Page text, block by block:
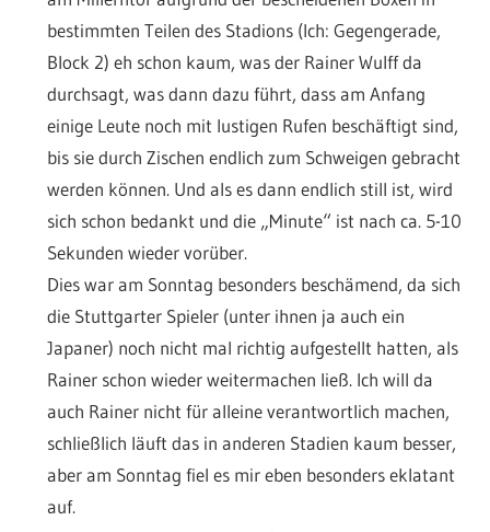
bestimmten Teilen des Stadions (Ich: Gegengerade,
Block 2) eh schon kaum, was der Rainer Wulff da
durchsagt, was dann dazu führt, dass am Anfang
einige Leute noch mit lustigen Rufen beschäftigt sind,
bis sie durch Zischen endlich zum Schweigen gebracht
werden können. Und als es dann endlich still ist, wird
sich schon bedankt und die „Minute“ ist nach ca. 5-10
Sekunden wieder vorüber.
Dies war am Sonntag besonders beschämend, da sich
die Stuttgarter Spieler (unter ihnen ja auch ein
Japaner) noch nicht mal richtig aufgestellt hatten, als
Rainer schon wieder weitermachen ließ. Ich will da
auch Rainer nicht für alleine verantwortlich machen,
schließlich läuft das in anderen Stadien kaum besser,
aber am Sonntag fiel es mir eben besonders eklatant
auf.